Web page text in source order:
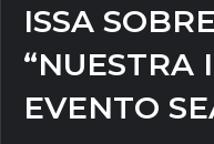
ISSA
“NUESTRA
EVENTO